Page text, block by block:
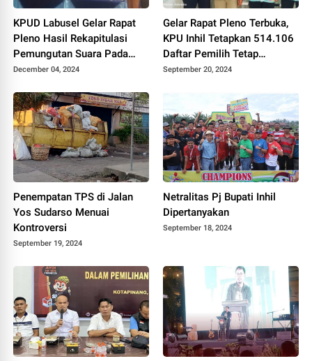
KPUD Labusel Gelar Rapat
Pleno Hasil Rekapitulasi
Pemungutan Suara Pada
Pilkada Serentak 2024
December 04, 2024
Gelar Rapat Pleno Terbuka,
KPU Inhil Tetapkan 514.106
Daftar Pemilih Tetap
Tersebar di 1.558 TPS
September 20, 2024
Penempatan TPS di Jalan
Yos Sudarso Menuai
Kontroversi
September 19, 2024
Netralitas Pj Bupati Inhil
Dipertanyakan
September 18, 2024